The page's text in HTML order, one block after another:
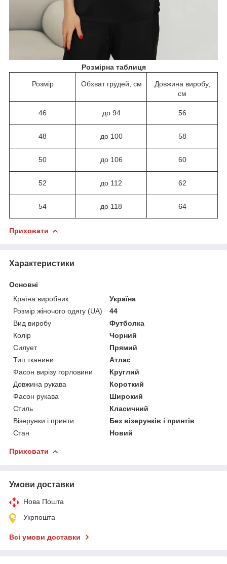
Розмірна таблиця
Розмір Обхват грудей, см
Довжина виробу,
см
46 до 94 56
48 до 100 58
50 до 106 60
52 до 112 62
54 до 118 64
Приховати
Характеристики
Основні
Країна виробник
Україна
Розмір жіночого одягу (UA)
44
Вид виробу
Футболка
Колір
Чорний
Силует
Прямий
Тип тканини
Атлас
Фасон вирізу горловини
Круглий
Довжина рукава
Короткий
Фасон рукава
Широкий
Стиль
Класичний
Візерунки і принти
Без візерунків і принтів
Стан
Новий
Приховати
Умови доставки
Нова Пошта
Укрпошта
Всі умови доставки